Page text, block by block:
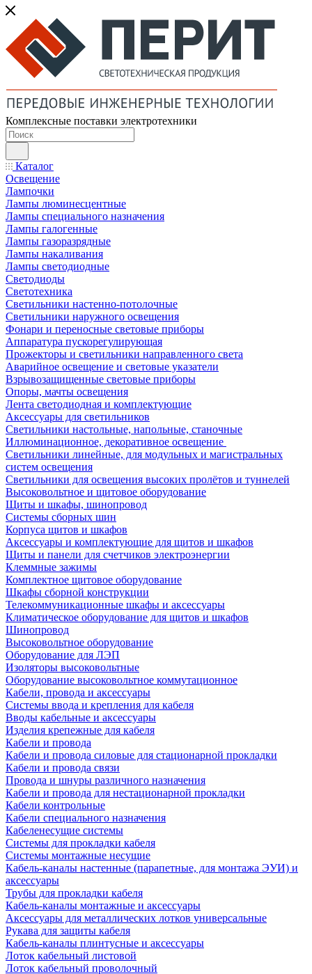
Комплексные поставки электротехники
Каталог
Освещение
Лампочки
Лампы люминесцентные
Лампы специального назначения
Лампы галогенные
Лампы газоразрядные
Лампы накаливания
Лампы светодиодные
Светодиоды
Светотехника
Светильники настенно-потолочные
Светильники наружного освещения
Фонари и переносные световые приборы
Аппаратура пускорегулирующая
Прожекторы и светильники направленного света
Аварийное освещение и световые указатели
Взрывозащищенные световые приборы
Опоры, мачты освещения
Лента светодиодная и комплектующие
Аксессуары для светильников
Светильники настольные, напольные, станочные
Иллюминационное, декоративное освещение
Светильники линейные, для модульных и магистральных
систем освещения
Светильники для освещения высоких пролётов и туннелей
Высоковольтное и щитовое оборудование
Щиты и шкафы, шинопровод
Системы сборных шин
Корпуса щитов и шкафов
Аксессуары и комплектующие для щитов и шкафов
Щиты и панели для счетчиков электроэнергии
Клеммные зажимы
Комплектное щитовое оборудование
Шкафы сборной конструкции
Телекоммуникационные шкафы и аксессуары
Климатическое оборудование для щитов и шкафов
Шинопровод
Высоковольтное оборудование
Оборудование для ЛЭП
Изоляторы высоковольтные
Оборудование высоковольтное коммутационное
Кабели, провода и аксессуары
Системы ввода и крепления для кабеля
Вводы кабельные и аксессуары
Изделия крепежные для кабеля
Кабели и провода
Кабели и провода силовые для стационарной прокладки
Кабели и провода связи
Провода и шнуры различного назначения
Кабели и провода для нестационарной прокладки
Кабели контрольные
Кабели специального назначения
Кабеленесущие системы
Системы для прокладки кабеля
Системы монтажные несущие
Кабель-каналы настенные (парапетные, для монтажа ЭУИ) и
аксессуары
Трубы для прокладки кабеля
Кабель-каналы монтажные и аксессуары
Аксессуары для металлических лотков универсальные
Рукава для защиты кабеля
Кабель-каналы плинтусные и аксессуары
Лоток кабельный листовой
Лоток кабельный проволочный